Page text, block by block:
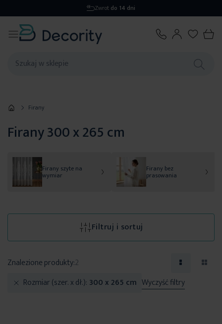
Zwrot do 14 dni
Firany
Firany 300 x 265 cm
Firany szyte na
wymiar
Firany bez
prasowania
Filtruj i sortuj
Znalezione produkty:2
Rozmiar (szer. x dł.) 300 x 265 cm Wyczyść filtry